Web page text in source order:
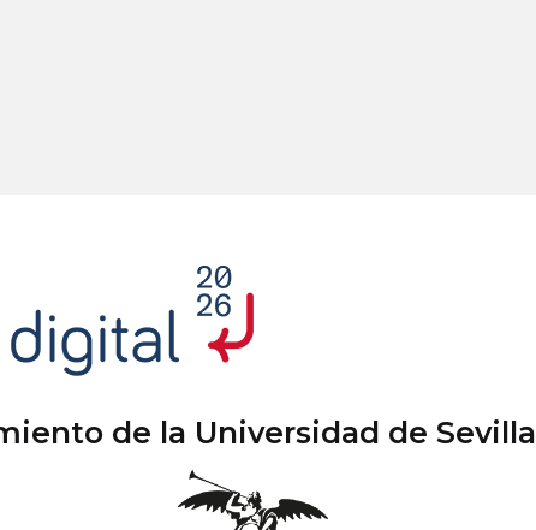
de la Universidad de Sevilla